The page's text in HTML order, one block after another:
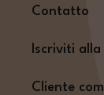
Contatto
Iscriviti
Cliente